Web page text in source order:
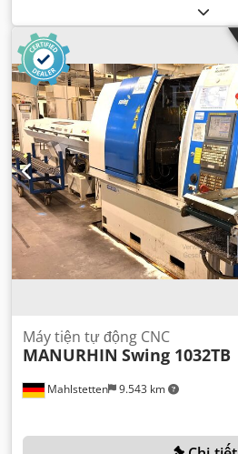
Mahlstetten 9.543 km
Máy tiện tự động CNC
MANURHIN Swing 1032TB